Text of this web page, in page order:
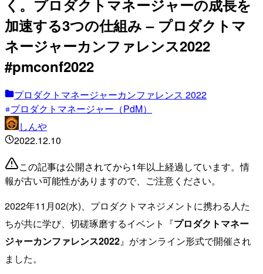
く。プロダクトマネージャーの成長を
加速する3つの仕組み – プロダクトマ
ネージャーカンファレンス2022
#pmconf2022
プロダクトマネージャーカンファレンス 2022
プロダクトマネージャー（PdM）
しんや
2022.12.10
この記事は公開されてから1年以上経過しています。情
報が古い可能性がありますので、ご注意ください。
2022年11月02(水)、プロダクトマネジメントに携わる人た
ちが共に学び、切磋琢磨するイベント『プロダクトマネー
ジャーカンファレンス2022』がオンライン形式で開催され
ました。